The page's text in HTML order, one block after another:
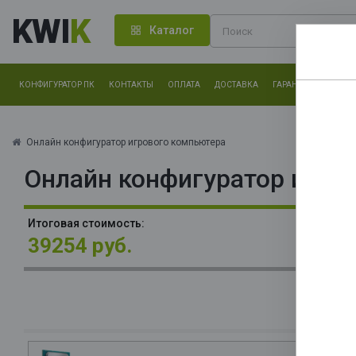
KWIK Каталог
КОНФИГУРАТОР ПК КОНТАКТЫ ОПЛАТА ДОСТАВКА ГАРАНТИЯ
Онлайн конфигуратор игрового компьютера
Онлайн конфигуратор
Итоговая стоимость:
39254 руб.